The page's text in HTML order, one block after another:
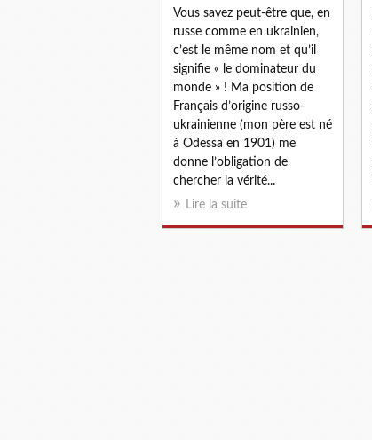
Vous savez peut-être que, en
russe comme en ukrainien,
c’est le même nom et qu’il
signifie « le dominateur du
monde » ! Ma position de
Français d’origine russo-
ukrainienne (mon père est né
à Odessa en 1901) me
donne l’obligation de
chercher la vérité...
Lire la suite